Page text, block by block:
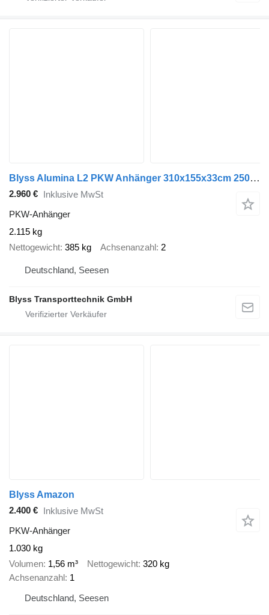
Blyss Alumina L2 PKW Anhänger 310x155x33cm 2500kg zGG
2.960 € Inklusive MwSt
PKW-Anhänger
2.115 kg
Nettogewicht 385 kg Achsenanzahl 2
Deutschland, Seesen
Blyss Transporttechnik GmbH
Blyss Amazon
2.400 € Inklusive MwSt
PKW-Anhänger
1.030 kg
Volumen 1,56 m³ Nettogewicht 320 kg
Achsenanzahl 1
Deutschland, Seesen